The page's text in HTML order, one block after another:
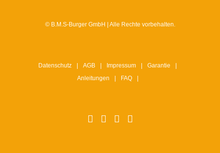
© B.M.S-Burger GmbH | Alle Rechte vorbehalten.
Datenschutz AGB Impressum
Garantie
Anleitungen
FAQ